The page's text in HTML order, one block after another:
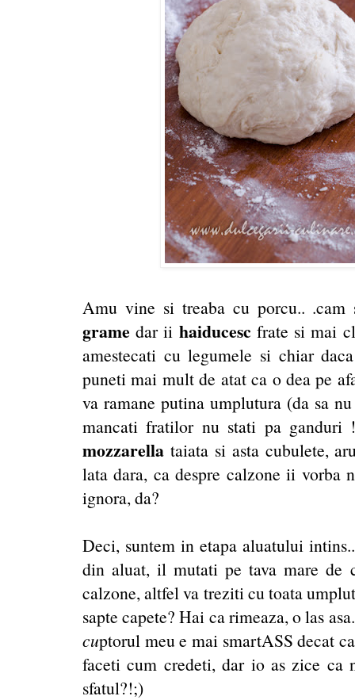
Amu vine si treaba cu porcu..
grame dar ii haiducescfrate si mai
amestecati cu legumele si chiar
puneti mai mult de atat ca o dea pe
va ramane putina umplutura (da sa
mancati fratilor nu stati pa
mozzarella taiata si asta cubulete,
lata dara, ca despre calzone ii vorba
ignora, da?
Deci, suntem in etapa aluatului
din aluat, il mutati pe tava mare de
calzone, altfel va treziti cu toata
sapte capete? Hai ca rimeaza, o las
cuptorul meu e mai smartASS decat
faceti cum credeti, dar io as zice ca
sfatul?!;)